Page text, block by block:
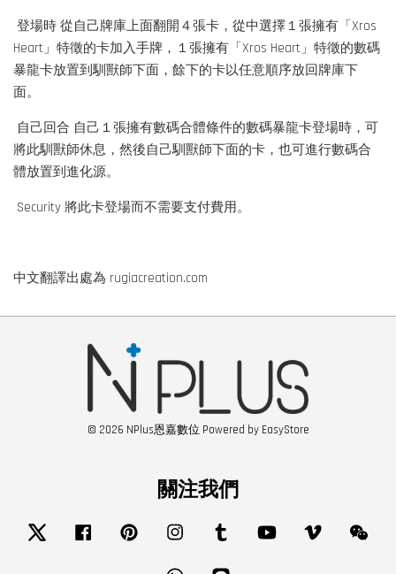
登場時 從自己牌庫上面翻開４張卡，從中選擇１張擁有「Xros
Heart」特徵的卡加入手牌，１張擁有「Xros Heart」特徵的數碼
暴龍卡放置到馴獸師下面，餘下的卡以任意順序放回牌庫下
面。
自己回合 自己１張擁有數碼合體條件的數碼暴龍卡登場時，可
將此馴獸師休息，然後自己馴獸師下面的卡，也可進行數碼合
體放置到進化源。
Security 將此卡登場而不需要支付費用。
中文翻譯出處為 rugiacreation.com
© 2026 NPlus恩嘉數位 Powered by EasyStore
關注我們
Twitter Facebook Pinterest Instagram Tumblr YouTube Vimeo